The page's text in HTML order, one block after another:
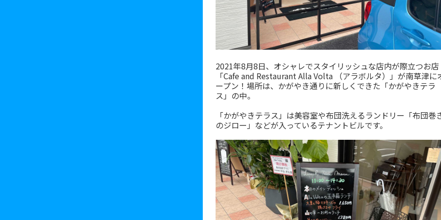
2021年8月8日、オシャレでスタイリッシュな店内が際立つお店
「Cafe and Restaurant Alla Volta （アラボルタ）」が南草津に
ープン！場所は、かがやき通りに新しくできた「かがやきテラ
ス」の中。
「かがやきテラス」は美容室や布団洗えるランドリー「布団巻
のジロー」などが入っているテナントビルです。